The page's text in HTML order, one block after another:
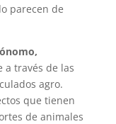
parecen de
a través de las
agro.
que tienen
de animales